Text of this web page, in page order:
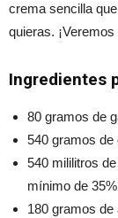
crema sencilla
quieras.
Ingredientes
80 gramos de
540 gramos de
540 mililitros
mínimo de
180 gramos